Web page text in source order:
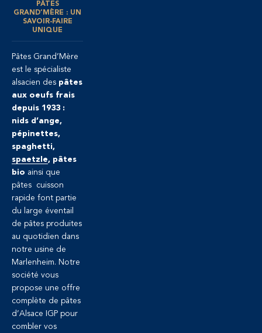
PÂTES
GRAND’MÈRE : UN
SAVOIR-FAIRE
UNIQUE
Pâtes Grand’Mère
est le spécialiste
alsacien des pâtes
aux oeufs frais
depuis 1933 :
nids d’ange,
pépinettes,
spaghetti,
spaetzle, pâtes
bio ainsi que
pâtes cuisson
rapide font partie
du large éventail
de pâtes produites
au quotidien dans
notre usine de
Marlenheim. Notre
société vous
propose une offre
complète de pâtes
d’Alsace IGP pour
combler vos